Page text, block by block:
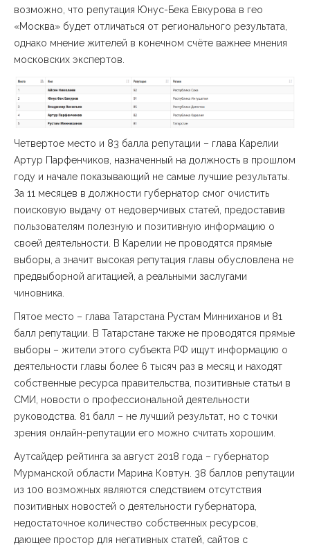
возможно, что репутация Юнус-Бека Евкурова в гео
«Москва» будет отличаться от регионального результата,
однако мнение жителей в конечном счёте важнее мнения
московских экспертов.
Четвертое место и 83 балла репутации – глава Карелии
Артур Парфенчиков, назначенный на должность в прошлом
году и начале показывающий не самые лучшие результаты.
За 11 месяцев в должности губернатор смог очистить
поисковую выдачу от недоверчивых статей, предоставив
пользователям полезную и позитивную информацию о
своей деятельности. В Карелии не проводятся прямые
выборы, а значит высокая репутация главы обусловлена не
предвыборной агитацией, а реальными заслугами
чиновника.
Пятое место – глава Татарстана Рустам Минниханов и 81
балл репутации. В Татарстане также не проводятся прямые
выборы – жители этого субъекта РФ ищут информацию о
деятельности главы более 6 тысяч раз в месяц и находят
собственные ресурса правительства, позитивные статьи в
СМИ, новости о профессиональной деятельности
руководства. 81 балл – не лучший результат, но с точки
зрения онлайн-репутации его можно считать хорошим.
Аутсайдер рейтинга за август 2018 года – губернатор
Мурманской области Марина Ковтун. 38 баллов репутации
из 100 возможных являются следствием отсутствия
позитивных новостей о деятельности губернатора,
недостаточное количество собственных ресурсов,
дающее простор для негативных статей, сайтов с